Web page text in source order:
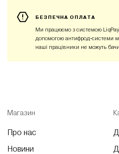
БЕЗПЕЧНА ОПЛАТА
Ми працюємо з системою
допомогою антифрод-системи
наші працівники не можуть
Магазин
Про нас
Новини